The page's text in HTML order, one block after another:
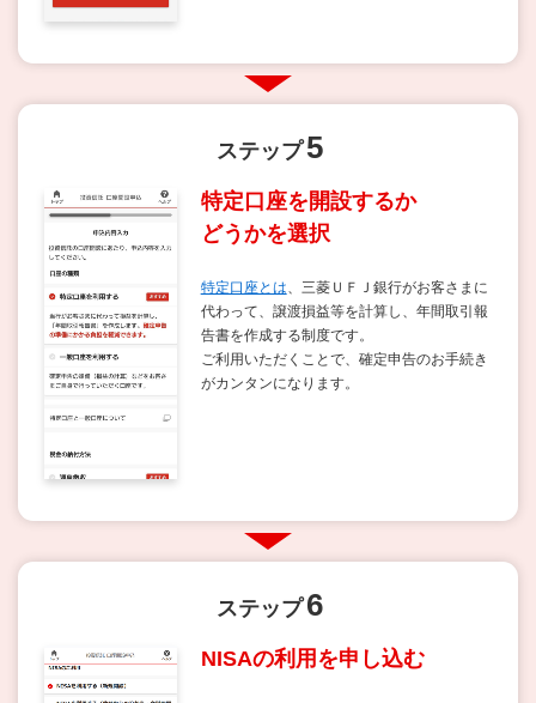
ステップ 5
特定口座を開設するか
どうかを選択
特定口座とは、三菱ＵＦＪ銀行がお客さまに
代わって、譲渡損益等を計算し、年間取引報
告書を作成する制度です。
ご利用いただくことで、確定申告のお手続き
がカンタンになります。
ステップ 6
NISAの利用を申し込む